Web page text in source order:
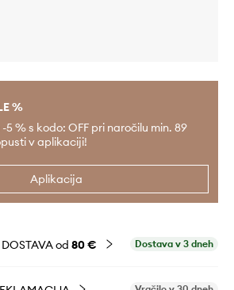
%
5 % s kodo: OFF pri naročilu min. 89
v aplikaciji!
Aplikacija
od 80 € Dostava v 3 dneh